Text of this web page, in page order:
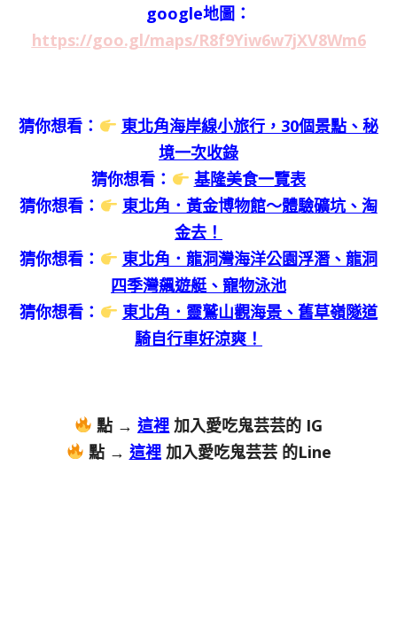
google地圖：
https://goo.gl/maps/R8f9Yiw6w7jXV8Wm6
猜你想看：
東北角海岸線小旅行，30個景點、秘
境一次收錄
猜你想看：
基隆美食一覽表
猜你想看：
東北角．黃金博物館～體驗礦坑、淘
金去！
猜你想看：
東北角．龍洞灣海洋公園浮潛、龍洞
四季灣飆遊艇、寵物泳池
猜你想看：
東北角．靈鷲山觀海景、舊草嶺隧道
騎自行車好涼爽！
點 → 這裡 加入愛吃鬼芸芸的 IG
點 → 這裡加入愛吃鬼芸芸 的Line